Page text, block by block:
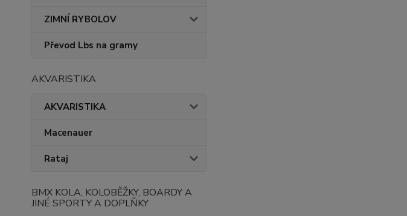
ZIMNÍ RYBOLOV
Převod Lbs na gramy
AKVARISTIKA
AKVARISTIKA
Macenauer
Rataj
BMX KOLA, KOLOBĚŽKY, BOARDY A
JINÉ SPORTY A DOPLŇKY